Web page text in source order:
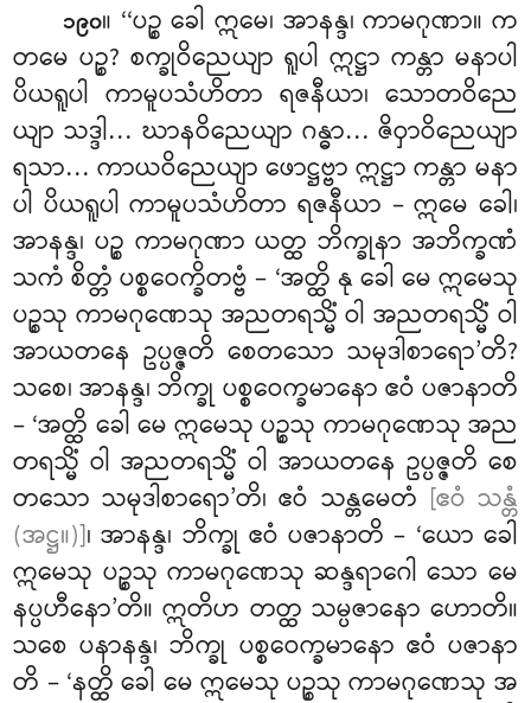
၁၉၀။ ‘‘ပဉ္စခေါ ဣမေ၊ အာနန္ဒ၊ ကာမဂုဏာ။ က
တမေ ပဉ္စ? စက္ခုဝိညေယျာ ရူပါ ဣဋ္ဌာ ကန္တာ မနာပါ
ပိယရူပါ ကာမူပသံဟိတာ ရဇနီယာ၊ သောတဝိညေ
ယျာသဒ္ဒါ… ဃာနဝိညေယျာ ဂန္ဓာ… ဇိဝှာဝိညေယျာ
ရသာ… ကာယဝိညေယျာ ဖောဋ္ဌဗ္ဗာ ဣဋ္ဌာ ကန္တာ မနာ
ပါ ပိယရူပါ ကာမူပသံဟိတာ ရဇနီယာ – ဣမေ ခေါ၊
အာနန္ဒ၊ ပဉ္စ ကာမဂုဏာ ယတ္ထ ဘိက္ခုနာ အဘိက္ခဏံ
သကံ စိတ္တံ ပစ္စဝေက္ခိတဗ္ဗံ – ‘အတ္ထိ နု ခေါ မေ ဣမေသု
ပဉ္စသု ကာမဂုဏေသု အညတရသ္မိံ ဝါ အညတရသ္မိံ ဝါ
အာယတနေ ဥပ္ပဇ္ဇတိ စေတသော သမုဒါစာရော’တိ?
သစေ၊ အာနန္ဒ၊ ဘိက္ခု ပစ္စဝေက္ခမာနော ဧဝံ ပဇာနာတိ
– ‘အတ္ထိ ခေါ မေ ဣမေသု ပဉ္စသု ကာမဂုဏေသု အည
တရသ္မိံ ဝါ အညတရသ္မိံ ဝါ အာယတနေ ဥပ္ပဇ္ဇတိ စေ
တသော သမုဒါစာရော’တိ၊ ဧဝံ သန္တမေတံ [ဧဝံ သန္တံ
(အဋ္ဌ။)]၊ အာနန္ဒ၊ ဘိက္ခု ဧဝံ ပဇာနာတိ – ‘ယော ခေါ
ဣမေသု ပဉ္စသု ကာမဂုဏေသု ဆန္ဒရာဂေါ သော မေ
နပ္ပဟီနော’တိ။ ဣတိဟ တတ္ထ သမ္ပဇာနော ဟောတိ။
သစေ ပနာနန္ဒ၊ ဘိက္ခု ပစ္စဝေက္ခမာနော ဧဝံ ပဇာနာ
တိ – ‘နတ္ထိ ခေါ မေ ဣမေသု ပဉ္စသု ကာမဂုဏေသု အ